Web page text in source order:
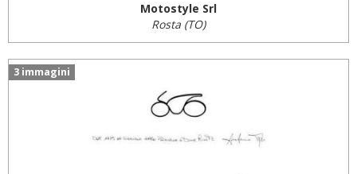
Motostyle Srl
Rosta (TO)
3 immagini